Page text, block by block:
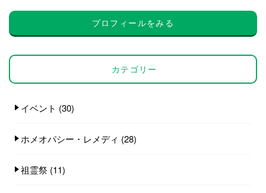
プロフィールをみる
カテゴリー
イベント (30)
ホメオパシー・レメディ (28)
祖霊祭 (11)